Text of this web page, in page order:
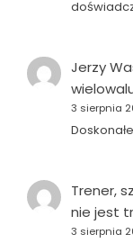
Jerzy
3 sierpnia
Trener,
nie jest
3 sierpnia